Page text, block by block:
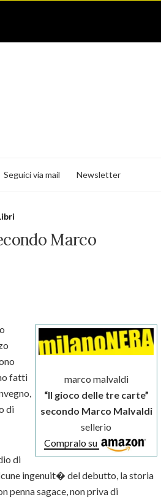
Seguici via mail Newsletter
Marco
marco malvaldi
“Il gioco delle tre carte”
secondo Marco Malvaldi
sellerio
Compralo su
fatti
di
di
ingenuit� del debutto, la storia
sagace, non priva di